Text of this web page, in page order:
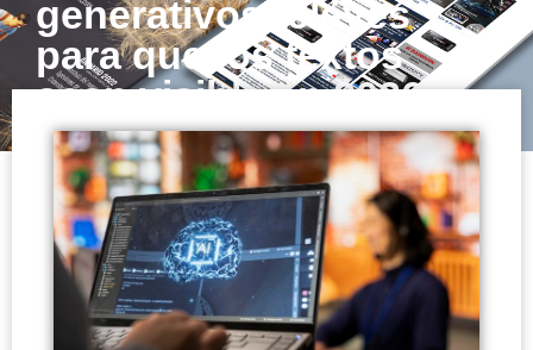
generativos: claves
para que los textos
sean visible en 2026